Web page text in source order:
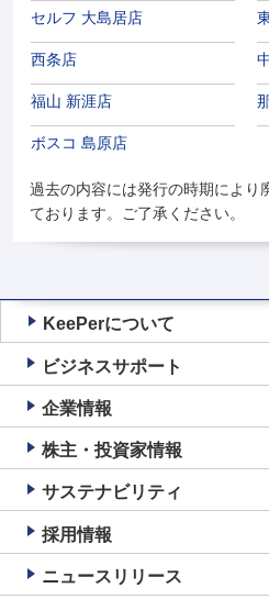
セルフ 大島居店
西条店
福山 新涯店
ボスコ 島原店
過去の内容には発行の時期により
ております。ご了承ください。
KeePerについて
ビジネスサポート
企業情報
株主・投資家情報
サステナビリティ
採用情報
ニュースリリース